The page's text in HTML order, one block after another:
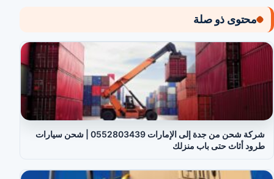
محتوى ذو صلة
شركة شحن من جدة إلى الإمارات 0552803439 | شحن سيارات
طرود أثاث حتى باب منزلك